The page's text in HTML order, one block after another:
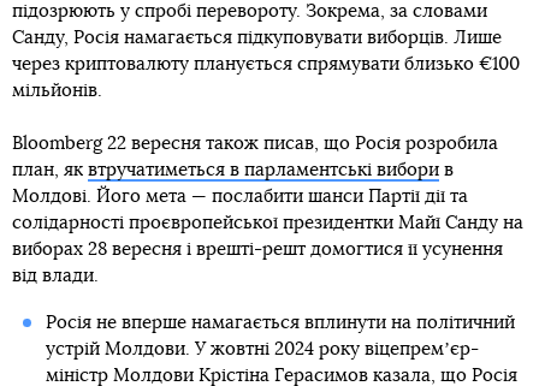
підозрюють у спробі перевороту. Зокрема, за словами
Санду, Росія намагається підкуповувати виборців. Лише
через криптовалюту планується спрямувати близько €100
мільйонів.
Bloomberg 22 вересня також писав, що Росія розробила
план, як втручатиметься в парламентські вибори в
Молдові. Його мета — послабити шанси Партії дії та
солідарності проєвропейської президентки Майї Санду на
виборах 28 вересня і врешті-решт домогтися її усунення
від влади.
Росія не вперше намагається вплинути на політичний
устрій Молдови. У жовтні 2024 року віцепремʼєр-
міністр Молдови Крістіна Герасимов казала, що Росія